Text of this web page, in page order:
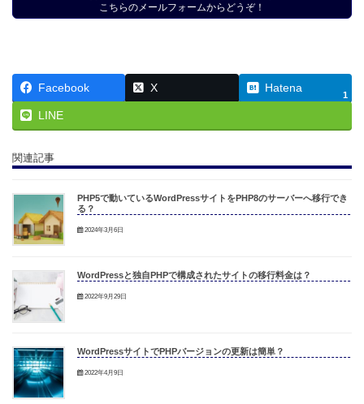
こちらのメールフォームからどうぞ！
Facebook X Hatena
1
LINE
関連記事
PHP5で動いているWordPressサイトをPHP8のサーバーへ移行でき
る？
2024年3月6日
WordPressと独自PHPで構成されたサイトの移行料金は？
2022年9月29日
WordPressサイトでPHPバージョンの更新は簡単？
2022年4月9日